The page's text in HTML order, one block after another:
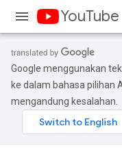
YouTube
Google menggunakan
ke dalam bahasa pilihan
mengandung kesalahan.